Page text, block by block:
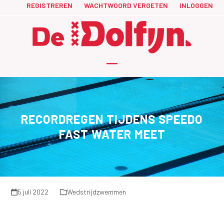
REGISTREREN WACHTWOORD VERGETEN INLOGGEN
Open
Close
RECORDREGEN TIJDENS SPEEDO
FAST WATER MEET
5 juli 2022 Wedstrijdzwemmen